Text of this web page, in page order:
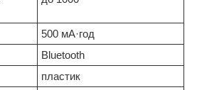
500 мА·год
Bluetooth
пластик